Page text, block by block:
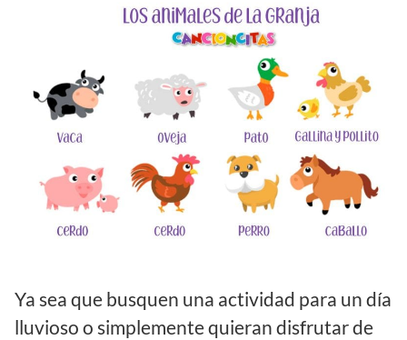
Ya sea que busquen una actividad para un día
lluvioso o simplemente quieran disfrutar de